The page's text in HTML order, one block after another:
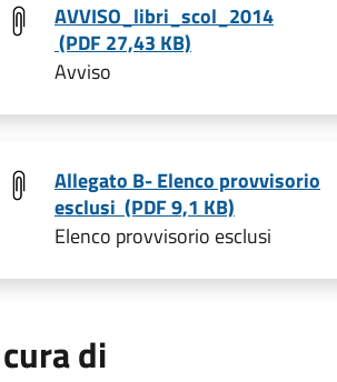
AVVISO_libri_scol_2014
(PDF 27,43 KB)
Avviso
Allegato B- Elenco provvisorio
esclusi (PDF 9,1 KB)
Elenco provvisorio esclusi
di